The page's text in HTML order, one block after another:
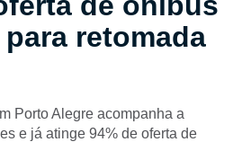
retomada
Porto Alegre acompanha a
e já atinge 94% de oferta de